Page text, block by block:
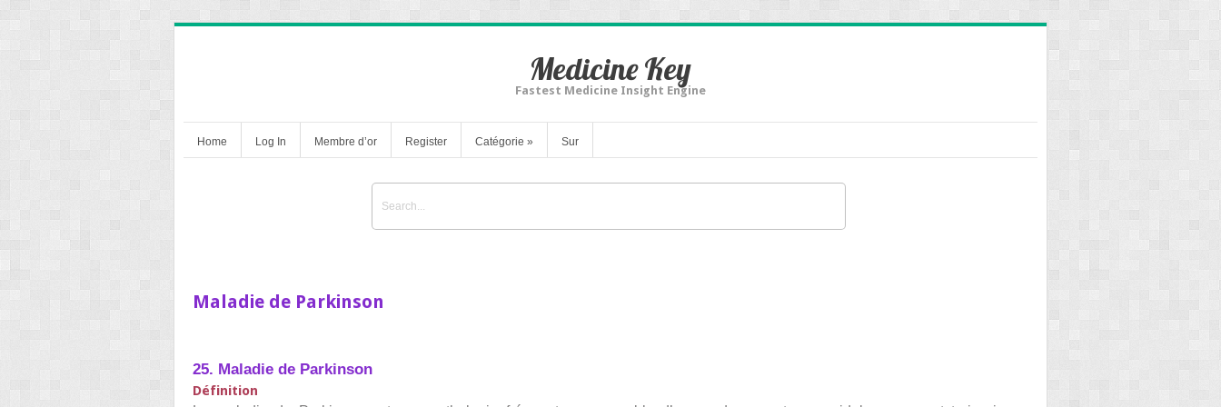
Medicine Key
Fastest Medicine Insight Engine
Home Log In Membre d’or Register Catégorie » Sur
Maladie de Parkinson
25. Maladie de Parkinson
Définition